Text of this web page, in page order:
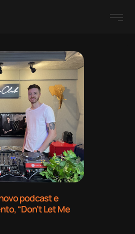
podcast e
“Don’t Let Me